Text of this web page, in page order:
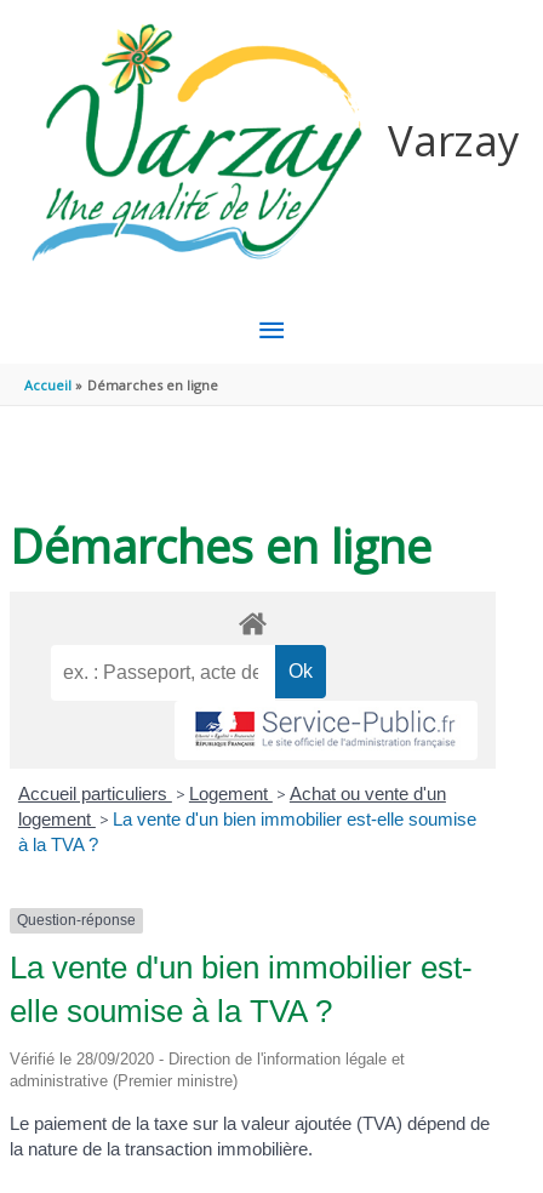
Varzay
MENU
Accueil Démarches en ligne
Démarches en ligne
Accueil particuliers > Logement > Achat ou vente d'un
logement > La vente d'un bien immobilier est-elle soumise
à la TVA ?
Question-réponse
La vente d'un bien immobilier est-
elle soumise à la TVA ?
Vérifié le 28/09/2020 - Direction de l'information légale et
administrative (Premier ministre)
Le paiement de la taxe sur la valeur ajoutée (TVA) dépend de
la nature de la transaction immobilière.